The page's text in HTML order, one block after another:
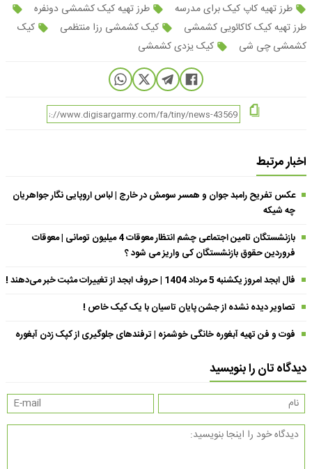
طرز تهیه کاپ کیک برای مدرسه
طرز تهیه کیک کشمشی دونفره
طرز تهیه کیک کاکائویی کشمشی
کیک کشمشی رزا منتظمی
کیک
کشمشی چی شی
کیک یزدی کشمشی
اخبار مرتبط
عکس تفریح رامبد جوان و همسر سومش در خارج | لباس اروپایی نگار جواهریان
چه شیکه
بازنشستگان تامین اجتماعی چشم انتظار معوقات 4 میلیون تومانی | معوقات
فروردین حقوق بازنشستگان کی واریز می شود ؟
فال ابجد امروز یکشنبه 5 مرداد 1404 | حروف ابجد از تغییرات مثبت خبر می‌دهند !
تصاویر دیده نشده از جشن پایان تاسیان با یک کیک خاص !
فوت و فن تهیه آبغوره خانگی خوشمزه | ترفندهای جلوگیری از کپک زدن آبغوره
دیدگاه تان را بنویسید